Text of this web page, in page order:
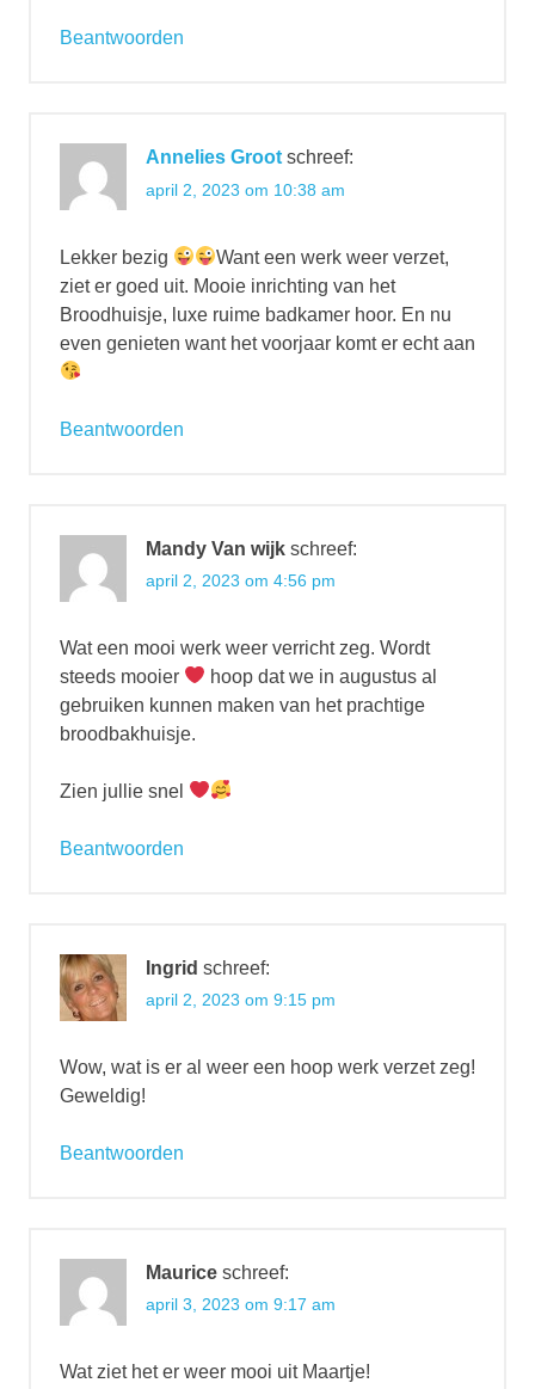
Beantwoorden
Annelies Groot schreef:
april 2, 2023 om 10:38 am
Lekker bezig
Want een werk weer verzet,
ziet er goed uit. Mooie inrichting van het
Broodhuisje, luxe ruime badkamer hoor. En nu
even genieten want het voorjaar komt er echt aan
Beantwoorden
Mandy Van wijk schreef:
april 2, 2023 om 4:56 pm
Wat een mooi werk weer verricht zeg. Wordt
steeds mooier
hoop dat we in augustus al
gebruiken kunnen maken van het prachtige
broodbakhuisje.
Zien jullie snel
Beantwoorden
Ingrid schreef:
april 2, 2023 om 9:15 pm
Wow, wat is er al weer een hoop werk verzet zeg!
Geweldig!
Beantwoorden
Maurice schreef:
april 3, 2023 om 9:17 am
Wat ziet het er weer mooi uit Maartje!